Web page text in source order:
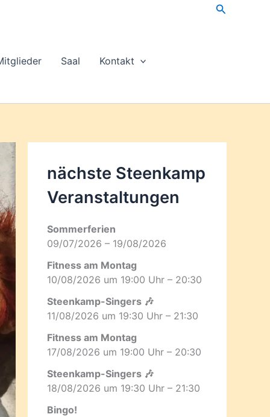
Suchen
Saal Kontakt
nächste Steenkamp
Veran­staltungen
Sommerferien
09/07/2026 – 19/08/2026
Fitness am Montag
10/08/2026 um 19:00 Uhr – 20:30
Steenkamp-Singers 🎶
11/08/2026 um 19:30 Uhr – 21:30
Fitness am Montag
17/08/2026 um 19:00 Uhr – 20:30
Steenkamp-Singers 🎶
18/08/2026 um 19:30 Uhr – 21:30
Bingo!